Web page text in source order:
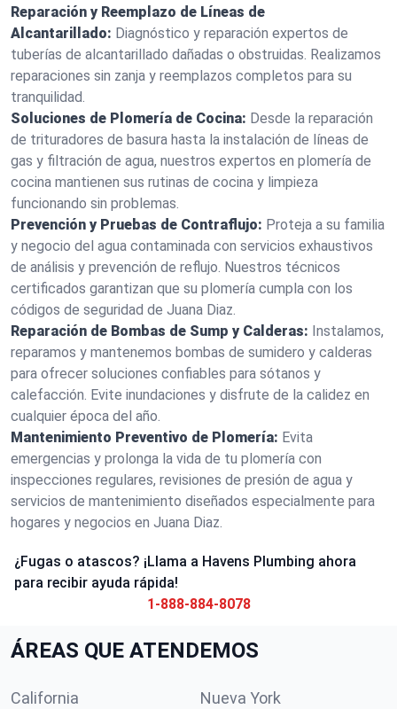
Reparación y Reemplazo de Líneas de
Alcantarillado: Diagnóstico y reparación expertos de
tuberías de alcantarillado dañadas o obstruidas. Realizamos
reparaciones sin zanja y reemplazos completos para su
tranquilidad.
Soluciones de Plomería de Cocina: Desde la reparación
de trituradores de basura hasta la instalación de líneas de
gas y filtración de agua, nuestros expertos en plomería de
cocina mantienen sus rutinas de cocina y limpieza
funcionando sin problemas.
Prevención y Pruebas de Contraflujo: Proteja a su familia
y negocio del agua contaminada con servicios exhaustivos
de análisis y prevención de reflujo. Nuestros técnicos
certificados garantizan que su plomería cumpla con los
códigos de seguridad de Juana Diaz.
Reparación de Bombas de Sump y Calderas: Instalamos,
reparamos y mantenemos bombas de sumidero y calderas
para ofrecer soluciones confiables para sótanos y
calefacción. Evite inundaciones y disfrute de la calidez en
cualquier época del año.
Mantenimiento Preventivo de Plomería: Evita
emergencias y prolonga la vida de tu plomería con
inspecciones regulares, revisiones de presión de agua y
servicios de mantenimiento diseñados especialmente para
hogares y negocios en Juana Diaz.
¿Fugas o atascos? ¡Llama a Havens Plumbing ahora
para recibir ayuda rápida!
1-888-884-8078
ÁREAS QUE ATENDEMOS
California Nueva York